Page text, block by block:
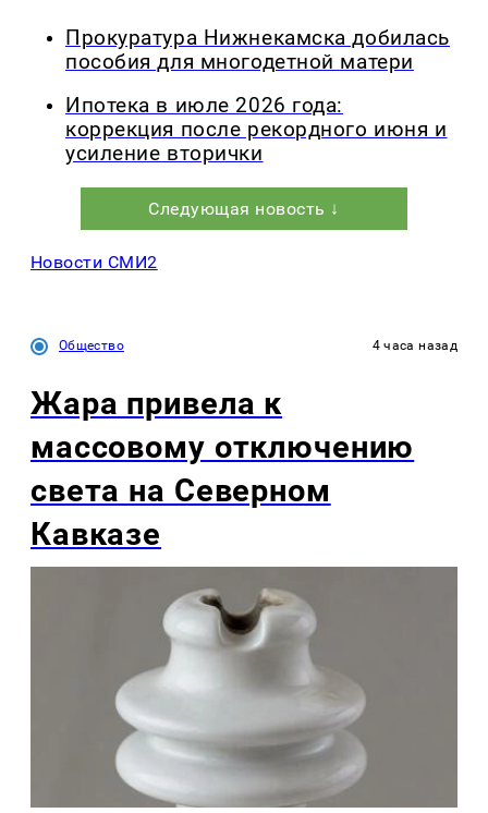
Прокуратура Нижнекамска добилась
пособия для многодетной матери
Ипотека в июле 2026 года:
коррекция после рекордного июня и
усиление вторички
Следующая новость ↓
Новости СМИ2
Общество 4 часа назад
Жара привела к
массовому отключению
света на Северном
Кавказе